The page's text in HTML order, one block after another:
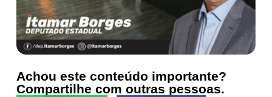
Achou este conteúdo importante?
Compartilhe com outras pessoas.